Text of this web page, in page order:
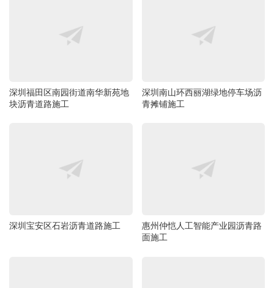
深圳福田区南园街道南华新苑地
块沥青道路施工
深圳南山环西丽湖绿地停车场沥
青摊铺施工
深圳宝安区石岩沥青道路施工
惠州仲恺人工智能产业园沥青路
面施工